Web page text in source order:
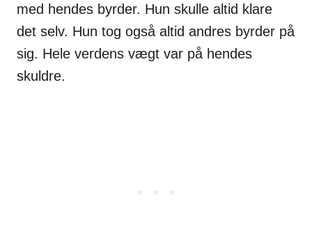
med hendes byrder. Hun skulle altid klare
det selv. Hun tog også altid andres byrder på
sig. Hele verdens vægt var på hendes
skuldre.